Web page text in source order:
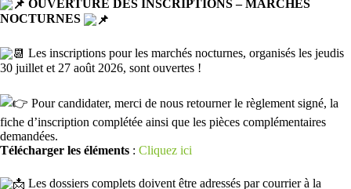
OUVERTURE DES INSCRIPTIONS – MARCHÉS
NOCTURNES
Les inscriptions pour les marchés nocturnes, organisés les jeudis
30 juillet et 27 août 2026, sont ouvertes !
Pour candidater, merci de nous retourner le règlement signé, la
fiche d’inscription complétée ainsi que les pièces complémentaires
demandées.
Télécharger les éléments : Cliquez ici
Les dossiers complets doivent être adressés par courrier à la